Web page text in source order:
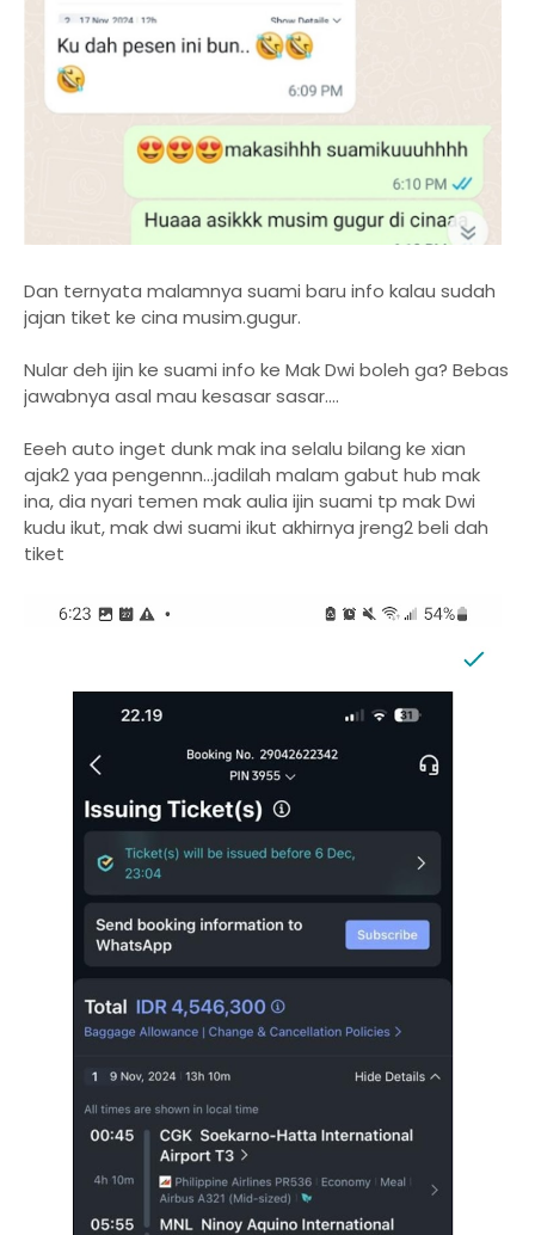
Dan ternyata malamnya suami baru info kalau sudah
jajan tiket ke cina musim.gugur.
Nular deh ijin ke suami info ke Mak Dwi boleh ga? Bebas
jawabnya asal mau kesasar sasar....
Eeeh auto inget dunk mak ina selalu bilang ke xian
ajak2 yaa pengennn...jadilah malam gabut hub mak
ina, dia nyari temen mak aulia ijin suami tp mak Dwi
kudu ikut, mak dwi suami ikut akhirnya jreng2 beli dah
tiket